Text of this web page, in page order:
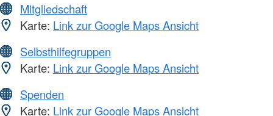
Mitgliedschaft
Karte: Link zur Google Maps Ansicht
Selbsthilfegruppen
Karte: Link zur Google Maps Ansicht
Spenden
Karte: Link zur Google Maps Ansicht